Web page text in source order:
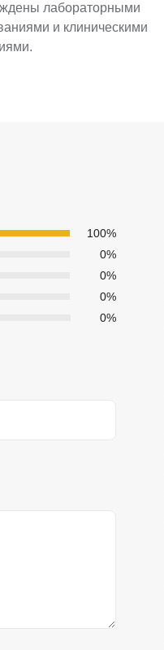
лабораторными
и клиническими
100%
0%
0%
0%
0%